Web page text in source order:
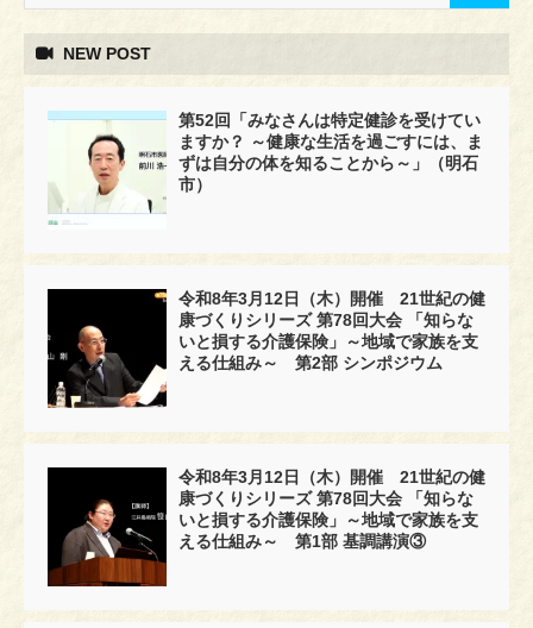
NEW POST
第52回「みなさんは特定健診を受けてい
ますか？ ～健康な生活を過ごすには、ま
ずは自分の体を知ることから～」（明石
市）
令和8年3月12日（木）開催 21世紀の健
康づくりシリーズ 第78回大会 「知らな
いと損する介護保険」～地域で家族を支
える仕組み～ 第2部 シンポジウム
令和8年3月12日（木）開催 21世紀の健
康づくりシリーズ 第78回大会 「知らな
いと損する介護保険」～地域で家族を支
える仕組み～ 第1部 基調講演③